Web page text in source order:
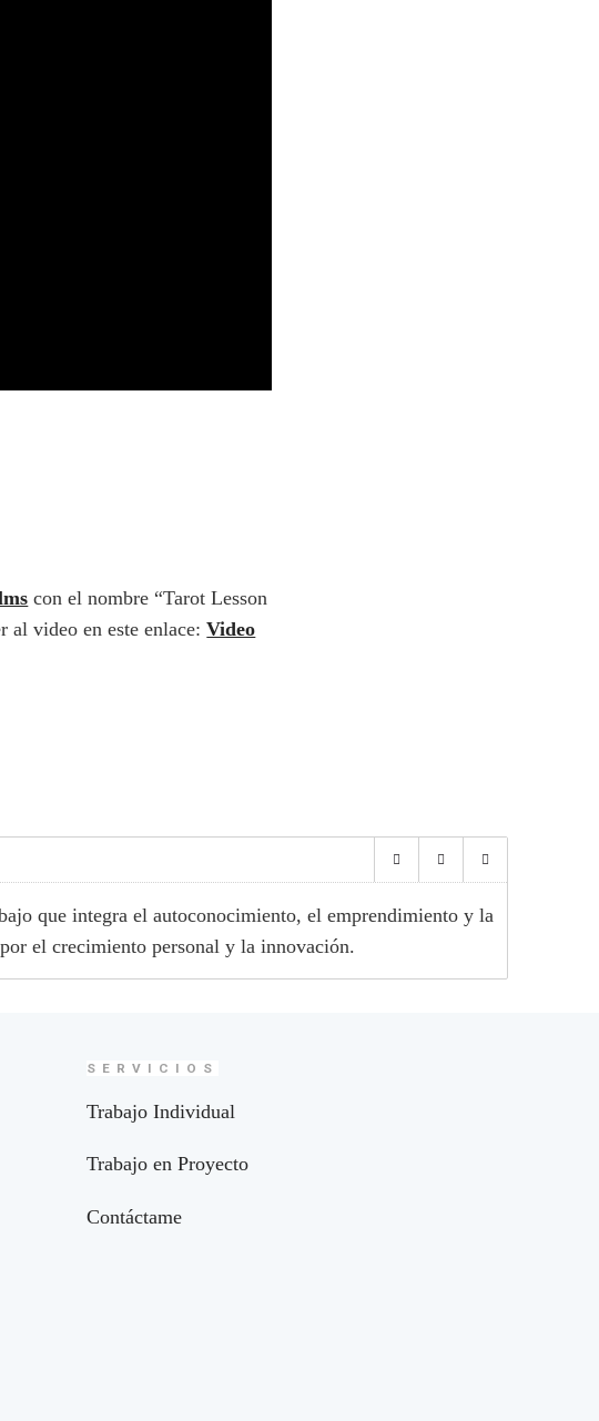
con el nombre “Tarot Lesson
al video en este enlace:Video
que integra el autoconocimiento, el emprendimiento y la
el crecimiento personal y la innovación.
SERVICIOS
Trabajo Individual
Trabajo en Proyecto
Contáctame